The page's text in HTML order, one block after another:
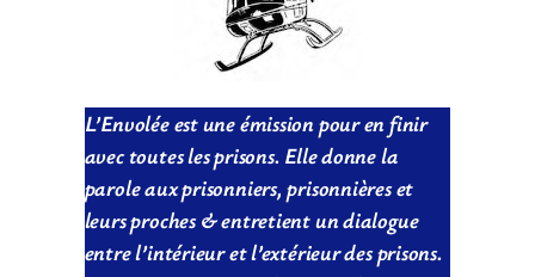
L’Envolée est une émission pour en finir
avec toutes les prisons. Elle donne la
parole aux prisonniers, prisonnières et
leurs proches & entretient un dialogue
entre l’intérieur et l’extérieur des prisons.